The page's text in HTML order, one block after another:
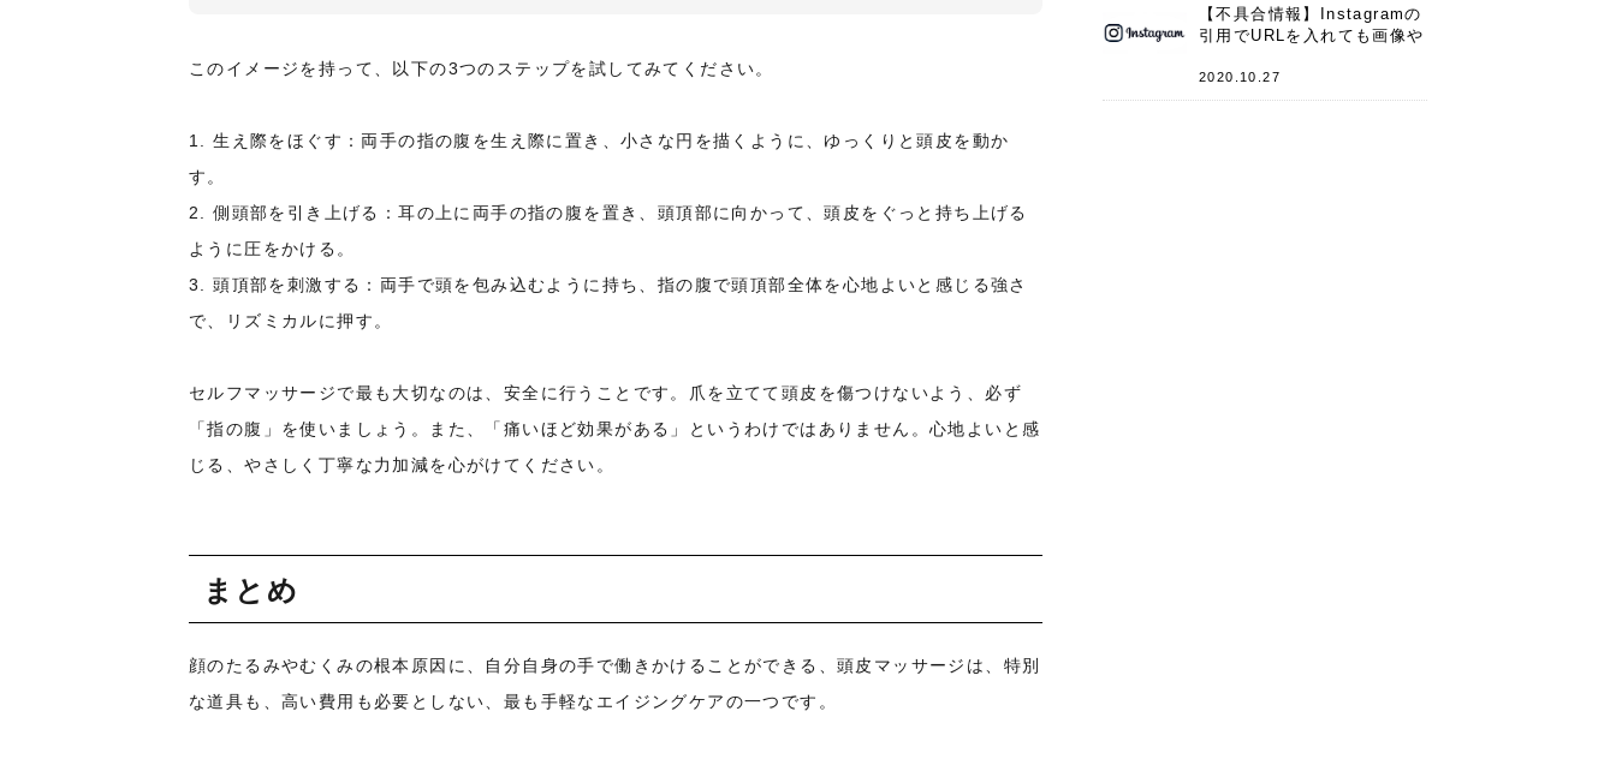
このイメージを持って、以下の3つのステップを試してみてください。
1. 生え際をほぐす：両手の指の腹を生え際に置き、小さな円を描くように、ゆっくりと頭皮を動か
す。
2. 側頭部を引き上げる：耳の上に両手の指の腹を置き、頭頂部に向かって、頭皮をぐっと持ち上げる
ように圧をかける。
3. 頭頂部を刺激する：両手で頭を包み込むように持ち、指の腹で頭頂部全体を心地よいと感じる強さ
で、リズミカルに押す。
セルフマッサージで最も大切なのは、安全に行うことです。爪を立てて頭皮を傷つけないよう、必ず
「指の腹」を使いましょう。また、「痛いほど効果がある」というわけではありません。心地よいと感
じる、やさしく丁寧な力加減を心がけてください。
まとめ
顔のたるみやむくみの根本原因に、自分自身の手で働きかけることができる、頭皮マッサージは、特別
な道具も、高い費用も必要としない、最も手軽なエイジングケアの一つです。
【不具合情報】Instagramの
引用でURLを入れても画像や
件
2020.10.27